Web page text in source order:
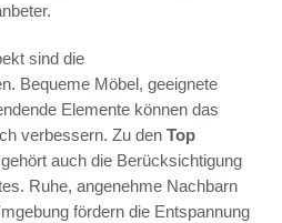
sind die
Bequeme Möbel, geeignete
Elemente können das
verbessern. Zu den Top
gehört auch die Berücksichtigung
Ruhe, angenehme Nachbarn
fördern die Entspannung